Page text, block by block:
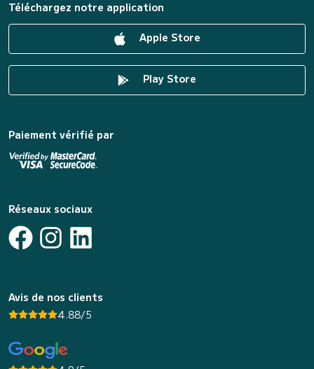
Téléchargez notre application
Apple Store
Play Store
Paiement vérifié par
Réseaux sociaux
Avis de nos clients
4.88/5